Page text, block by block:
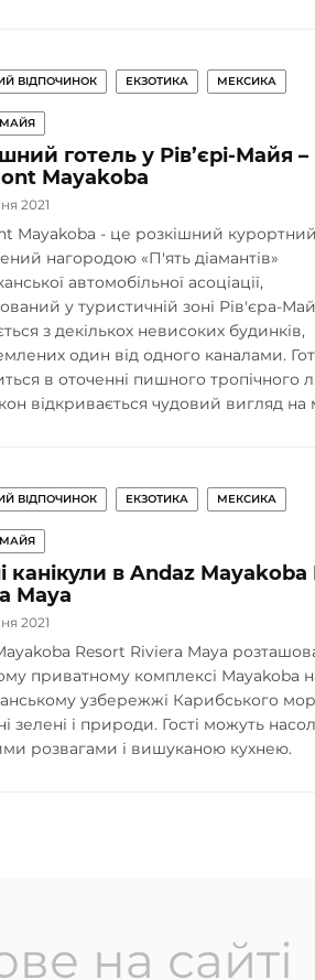
ВІДПОЧИНОК ЕКЗОТИКА МЕКСИКА
МАЙЯ
готель у Рів’єрі-Майя –
Mayakoba
2021
Mayakoba - це розкішний
нагородою «П'ять діамантів»
автомобільної асоціації,
у туристичній зоні Рів'єра-
з декількох невисоких будинків,
один від одного каналами.
в оточенні пишного тропічного
відкривається чудовий вигляд на
ВІДПОЧИНОК ЕКЗОТИКА МЕКСИКА
МАЙЯ
канікули в Andaz
Maya
2021
Resort Riviera Maya
приватному комплексі Mayakoba
узбережжі Карибського
зелені і природи. Гості можуть
розвагами і вишуканою кухнею.
на сайті